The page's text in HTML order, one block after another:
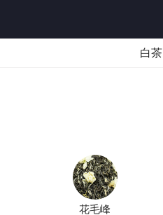
白茶
花毛峰